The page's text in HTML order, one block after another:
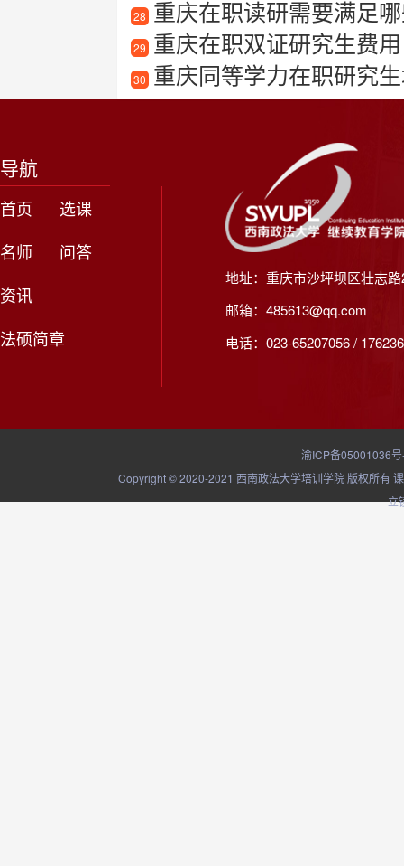
28 重庆在职读研需要满足
29 重庆在职双证研究生费用
30 重庆同等学力在职研究
导航
首页
选课
名师
问答
资讯
法硕简章
地址：重庆市沙坪坝区壮志
邮箱：485613@qq.com
电话：023-65207056 /
渝ICP备05001036
Copyright © 2020-2021 西南政法大学培训学院 版权所有
立